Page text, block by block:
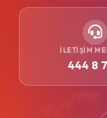
İLETIŞIM
444 8